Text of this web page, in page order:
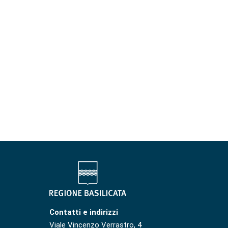
Contatti e indirizzi
Viale Vincenzo Verrastro, 4